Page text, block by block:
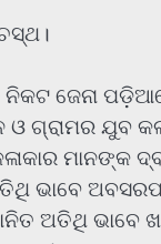
ଜେନା
ଗ୍ରାମର ଯୁବ
ମାନଙ୍କ
ଭାବେ
ଅତିଥି